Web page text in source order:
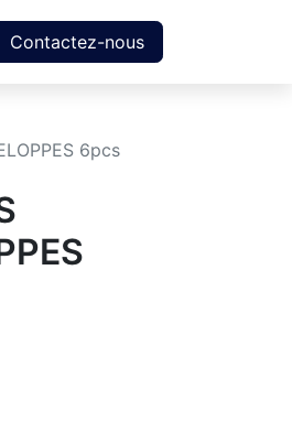
Contactez-nous
6pcs